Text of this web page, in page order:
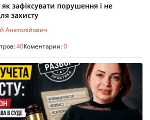
зафіксувати порушення і не
захисту
Анатолійович
40Коментарии:0